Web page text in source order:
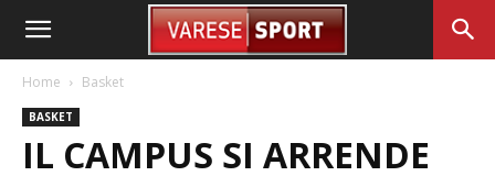
Home Basket
BASKET
IL CAMPUS SI ARRENDE